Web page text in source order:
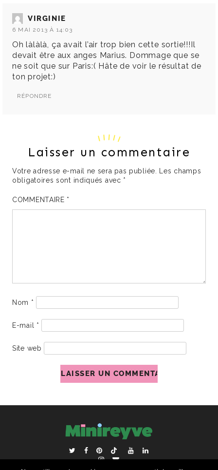
VIRGINIE
6 MAI 2013 À 14:03
Oh làlàlà, ça avait l’air trop bien cette sortie!!!Il
devait être aux anges Marius. Dommage que se
ne soit que sur Paris:( Hâte de voir le résultat de
ton projet:)
RÉPONDRE
Laisser un commentaire
Votre adresse e-mail ne sera pas publiée. Les champs
obligatoires sont indiqués avec *
COMMENTAIRE *
Nom *
E-mail *
Site web